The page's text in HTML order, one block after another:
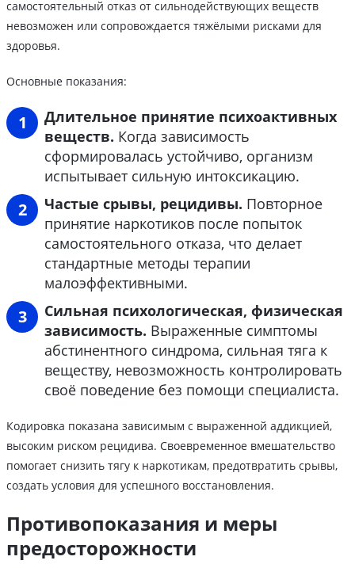
самостоятельный отказ от сильнодействующих веществ
невозможен или сопровождается тяжёлыми рисками для
здоровья.
Основные показания:
Длительное принятие психоактивных
веществ. Когда зависимость
сформировалась устойчиво, организм
испытывает сильную интоксикацию.
Частые срывы, рецидивы. Повторное
принятие наркотиков после попыток
самостоятельного отказа, что делает
стандартные методы терапии
малоэффективными.
Сильная психологическая, физическая
зависимость. Выраженные симптомы
абстинентного синдрома, сильная тяга к
веществу, невозможность контролировать
своё поведение без помощи специалиста.
Кодировка показана зависимым с выраженной аддикцией,
высоким риском рецидива. Своевременное вмешательство
помогает снизить тягу к наркотикам, предотвратить срывы,
создать условия для успешного восстановления.
Противопоказания и меры
предосторожности